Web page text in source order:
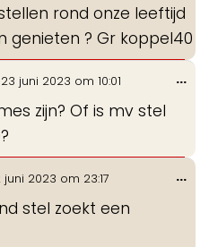
rond onze leeftijd
genieten ? Gr koppel40
23 juni 2023 om 10:01
zijn? Of is mv stel
...
juni 2023 om 23:17
stel zoekt een
...